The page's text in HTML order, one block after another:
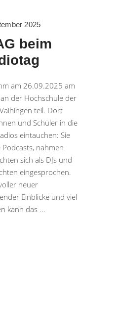
2025
beim
am 26.09.2025 am
der Hochschule der
teil. Dort
und Schüler in die
eintauchen: Sie
nahmen
sich als DJs und
eingesprochen.
neuer
Einblicke und viel
kann das